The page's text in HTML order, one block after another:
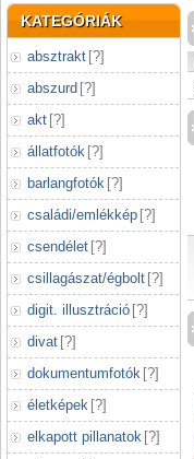
KATEGÓRIÁK
absztrakt [?]
abszurd [?]
akt [?]
állatfotók [?]
barlangfotók [?]
családi/emlékkép [?]
csendélet [?]
csillagászat/égbolt [?]
digit. illusztráció [?]
divat [?]
dokumentumfotók [?]
életképek [?]
elkapott pillanatok [?]